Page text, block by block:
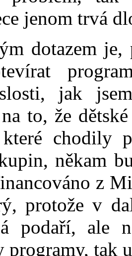
jenom trvá
dotazem je,
jak
to, že
chodily
někam
z
protože v
podaří, ale
tak